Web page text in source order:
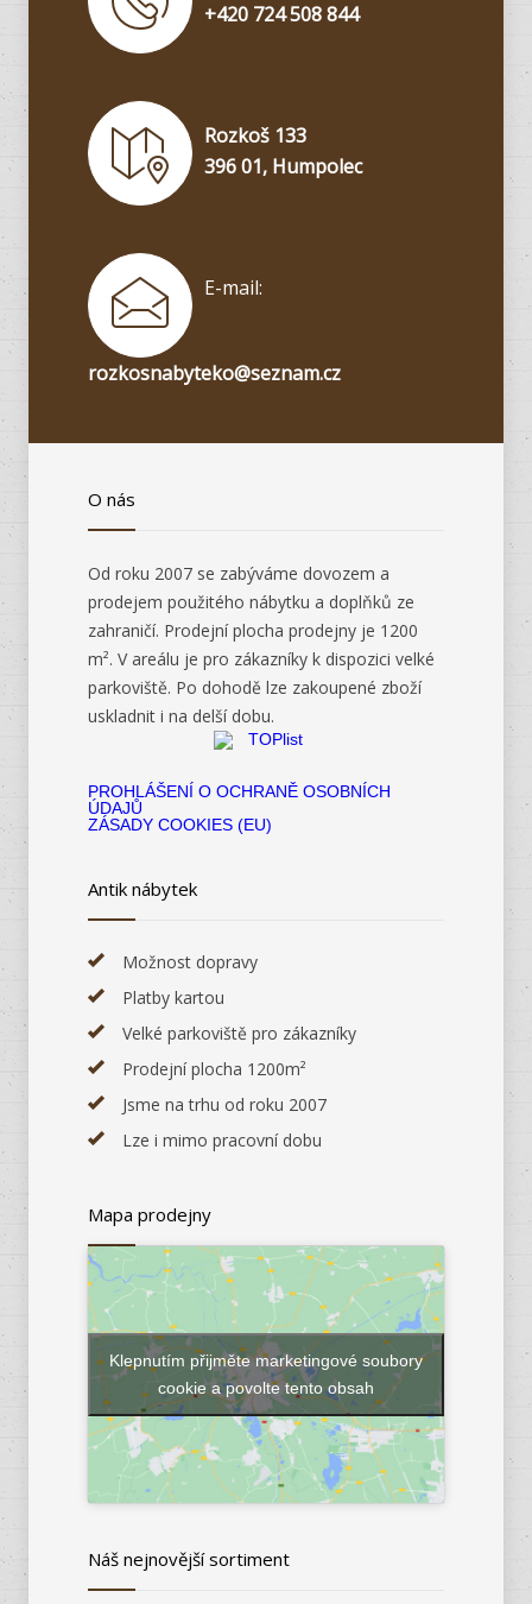
+420 724 508 844
Rozkoš 133
396 01, Humpolec
E-mail:
rozkosnabyteko@seznam.cz
O nás
Od roku 2007 se zabýváme dovozem a
prodejem použitého nábytku a doplňků ze
zahraničí. Prodejní plocha prodejny je 1200
m². V areálu je pro zákazníky k dispozici velké
parkoviště. Po dohodě lze zakoupené zboží
uskladnit i na delší dobu.
PROHLÁŠENÍ O OCHRANĚ OSOBNÍCH
ÚDAJŮ
ZÁSADY COOKIES (EU)
Antik nábytek
Možnost dopravy
Platby kartou
Velké parkoviště pro zákazníky
Prodejní plocha 1200m²
Jsme na trhu od roku 2007
Lze i mimo pracovní dobu
Mapa prodejny
Klepnutím přijměte marketingové soubory
cookie a povolte tento obsah
Náš nejnovější sortiment